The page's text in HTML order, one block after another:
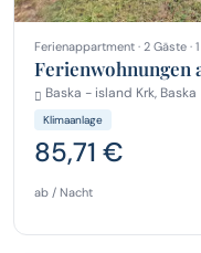
Ferienappartment · 2 Gäste ·
Ferienwohnungen
Baska - island Krk, Baska
Klimaanlage
85,71 €
ab / Nacht